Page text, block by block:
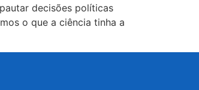
decisões políticas
o que a ciência tinha a